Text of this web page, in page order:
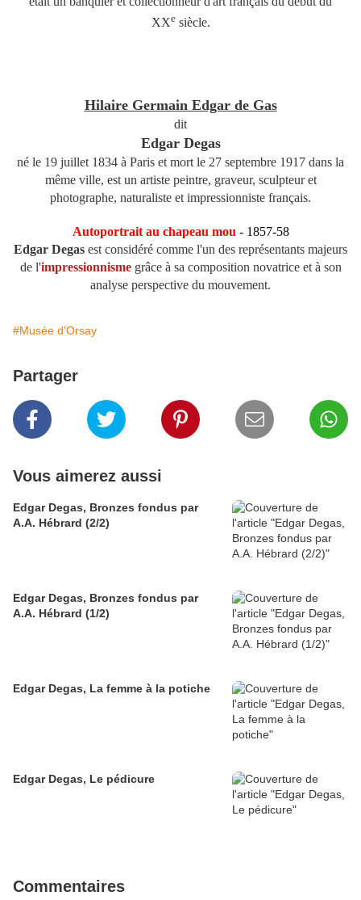
XXesiècle.
Hilaire Germain Edgar de Gas
dit
Edgar Degas
né le 19 juillet 1834 à Paris et mort le 27 septembre 1917 dans la
même ville, est un artiste peintre, graveur, sculpteur et
photographe, naturaliste et impressionniste français.
Autoportrait au chapeau mou - 1857-58
Edgar Degas est considéré comme l'un des représentants majeurs
de l'impressionnismegrâce à sa composition novatrice et à son
analyse perspective du mouvement.
#Musée d'Orsay
Partager
Vous aimerez aussi
Edgar Degas, Bronzes fondus par
A.A. Hébrard (2/2)
Edgar Degas, Bronzes fondus par
A.A. Hébrard (1/2)
Edgar Degas, La femme à la potiche
Edgar Degas, Le pédicure
Commentaires